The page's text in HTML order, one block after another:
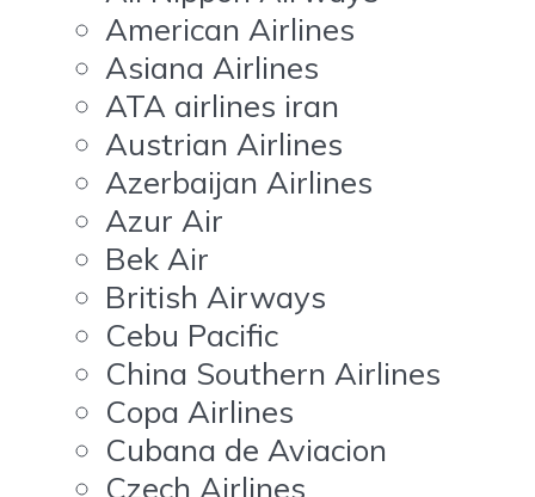
American Airlines
Asiana Airlines
ATA airlines iran
Austrian Airlines
Azerbaijan Airlines
Azur Air
Bek Air
British Airways
Cebu Pacific
China Southern Airlines
Copa Airlines
Cubana de Aviacion
Czech Airlines